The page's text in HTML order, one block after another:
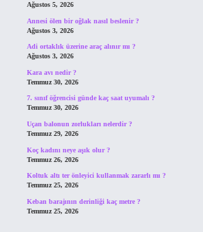
Ağustos 5, 2026
Annesi ölen bir oğlak nasıl beslenir ?
Ağustos 3, 2026
Adi ortaklık üzerine araç alınır mı ?
Ağustos 3, 2026
Kara avı nedir ?
Temmuz 30, 2026
7. sınıf öğrencisi günde kaç saat uyumalı ?
Temmuz 30, 2026
Uçan balonun zorlukları nelerdir ?
Temmuz 29, 2026
Koç kadını neye aşık olur ?
Temmuz 26, 2026
Koltuk altı ter önleyici kullanmak zararlı mı ?
Temmuz 25, 2026
Keban barajının derinliği kaç metre ?
Temmuz 25, 2026